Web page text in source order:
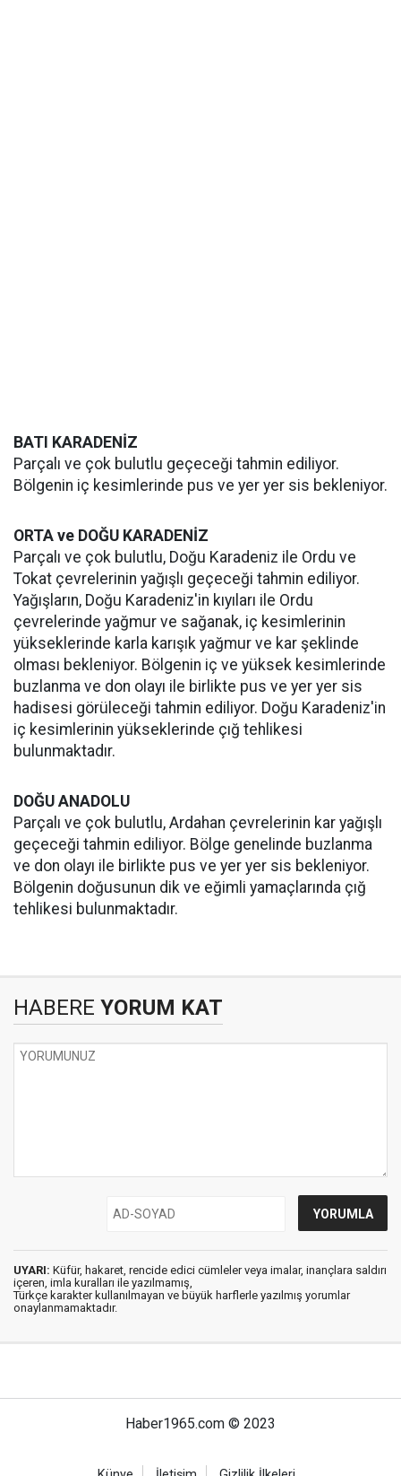
BATI KARADENİZ
Parçalı ve çok bulutlu geçeceği tahmin ediliyor.
Bölgenin iç kesimlerinde pus ve yer yer sis bekleniyor.
ORTA ve DOĞU KARADENİZ
Parçalı ve çok bulutlu, Doğu Karadeniz ile Ordu ve
Tokat çevrelerinin yağışlı geçeceği tahmin ediliyor.
Yağışların, Doğu Karadeniz'in kıyıları ile Ordu
çevrelerinde yağmur ve sağanak, iç kesimlerinin
yükseklerinde karla karışık yağmur ve kar şeklinde
olması bekleniyor. Bölgenin iç ve yüksek kesimlerinde
buzlanma ve don olayı ile birlikte pus ve yer yer sis
hadisesi görüleceği tahmin ediliyor. Doğu Karadeniz'in
iç kesimlerinin yükseklerinde çığ tehlikesi
bulunmaktadır.
DOĞU ANADOLU
Parçalı ve çok bulutlu, Ardahan çevrelerinin kar yağışlı
geçeceği tahmin ediliyor. Bölge genelinde buzlanma
ve don olayı ile birlikte pus ve yer yer sis bekleniyor.
Bölgenin doğusunun dik ve eğimli yamaçlarında çığ
tehlikesi bulunmaktadır.
HABERE YORUM KAT
UYARI: Küfür, hakaret, rencide edici cümleler veya imalar, inançlara saldırı
içeren, imla kuralları ile yazılmamış,
Türkçe karakter kullanılmayan ve büyük harflerle yazılmış yorumlar
onaylanmamaktadır.
Haber1965.com © 2023